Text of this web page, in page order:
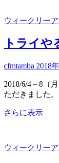
グ
ウ
ォ
カ
ウィークリー
トライや
cfmtamba 2018
2018/6/4～8（
ただきました。
さらに表示ト
る
ウィークリー